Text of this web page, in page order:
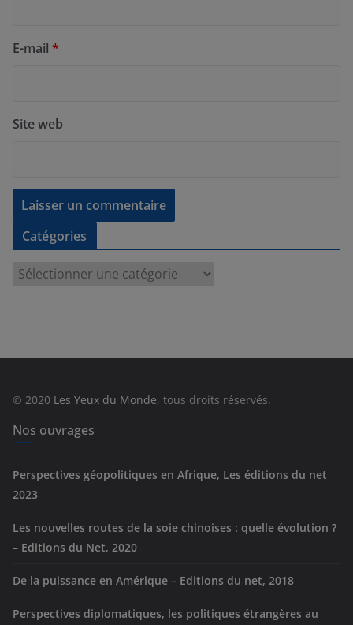
E-mail *
Site web
Catégories
e
s
© 2020 Les Yeux du Monde, tous droits réservés.
Nos ouvrages
Perspectives géopolitiques en Afrique, Les éditions du net
2023
Les nouvelles routes de la soie chinoises : quelle évolution ?
– Editions du Net, 2020
De la puissance en Amérique – Editions du net, 2018
Perspectives diplomatiques, les politiques étrangères au